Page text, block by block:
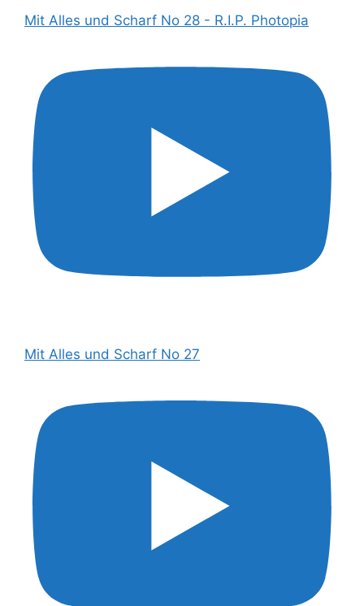
Mit Alles und Scharf No 28 - R.I.P. Photopia
Mit Alles und Scharf No 27